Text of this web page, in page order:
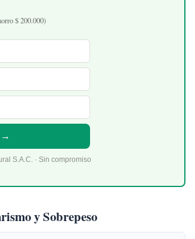
$ 200.000)
→
S.A.C. · Sin compromiso
y Sobrepeso